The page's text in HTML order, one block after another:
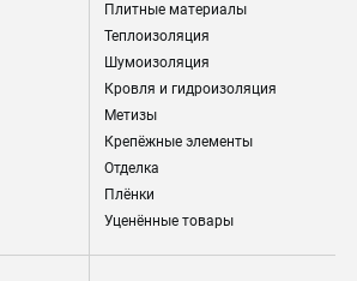
Плитные материалы
Теплоизоляция
Шумоизоляция
Кровля и гидроизоляция
Метизы
Крепёжные элементы
Отделка
Плёнки
Уценённые товары